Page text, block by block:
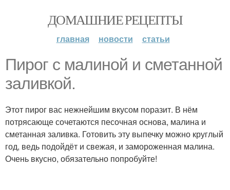
ДОМАШНИЕ РЕЦЕПТЫ
главная новости статьи
Пирог с малиной и сметанной
заливкой.
Этот пирог вас нежнейшим вкусом поразит. В нём
потрясающе сочетаются песочная основа, малина и
сметанная заливка. Готовить эту выпечку можно круглый
год, ведь подойдёт и свежая, и замороженная малина.
Очень вкусно, обязательно попробуйте!